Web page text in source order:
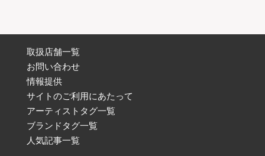
取扱店舗一覧
お問い合わせ
情報提供
サイトのご利用にあたって
アーティストタグ一覧
ブランドタグ一覧
人気記事一覧